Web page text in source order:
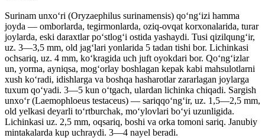
Surinam unxoʻri (Oryzaephilus surinamensis) qoʻngʻizi hamma
joyda — omborlarda, tegirmonlarda, oziq-ovqat korxonalarida, turar
joylarda, eski daraxtlar poʻstlogʻi ostida yashaydi. Tusi qizilqungʻir,
uz. 3—3,5 mm, old jagʻlari yonlarida 5 tadan tishi bor. Lichinkasi
ochsariq, uz. 4 mm, koʻkragida uch juft oyokdari bor. Qoʻngʻizlar
un, yorma, ayniqsa, mogʻorlay boshlagan kepak kabi mahsulotlarni
xush koʻradi, idishlarga va boshqa hasharotlar zararlagan joylarga
tuxum qoʻyadi. 3—5 kun oʻtgach, ulardan lichinka chiqadi. Sargish
unxoʻr (Laemophloeus testaceus) — sariqqoʻngʻir, uz. 1,5—2,5 mm,
old yelkasi deyarli toʻrtburchak, moʻylovlari boʻyi uzunligida.
Lichinkasi uz. 2,5 mm, oqsariq, boshi va orka tomoni sariq. Janubiy
mintakalarda kup uchraydi. 3—4 nayel beradi.